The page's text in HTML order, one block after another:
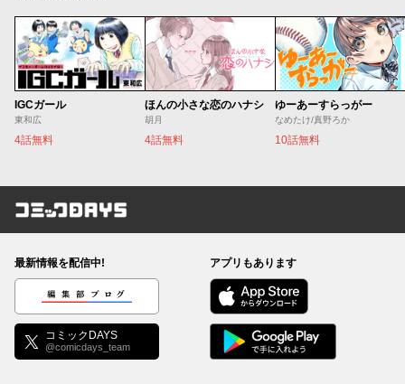
IGCガール
東和広
4話無料
ほんの小さな恋のハナシ
胡月
4話無料
ゆーあーすらっがー
なめたけ/真野ろか
10話無料
コミックDAYS
最新情報を配信中!
編集部ブログ
コミックDAYS
@comicdays_team
アプリもあります